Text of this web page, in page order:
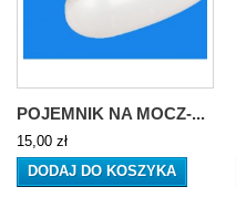
POJEMNIK NA MOCZ-...
15,00 zł
DODAJ DO KOSZYKA